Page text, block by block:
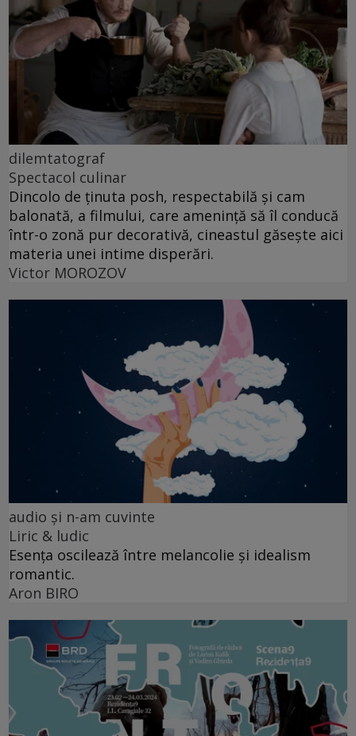
dilemtatograf
Spectacol culinar
Dincolo de ținuta posh, respectabilă și cam
balonată, a filmului, care amenință să îl conducă
într-o zonă pur decorativă, cineastul găsește aici
materia unei intime disperări.
Victor MOROZOV
audio şi n-am cuvinte
Liric & ludic
Esența oscilează între melancolie și idealism
romantic.
Aron BIRO